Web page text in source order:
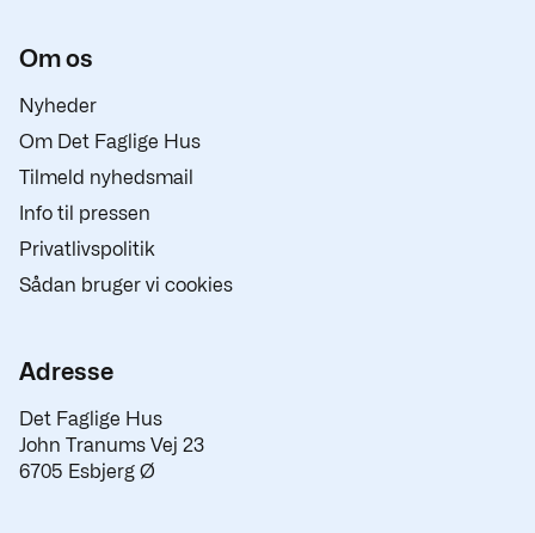
Om os
Nyheder
Om Det Faglige Hus
Tilmeld nyhedsmail
Info til pressen
Privatlivspolitik
Sådan bruger vi cookies
Adresse
Det Faglige Hus
John Tranums Vej 23
6705 Esbjerg Ø